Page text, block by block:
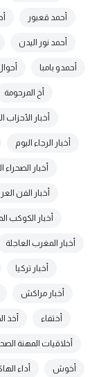
أحمد قعبور
أحمد نور اليدن
أحمدو بامبا
أخ المرحومة
أخبار الأحزاب
أخبار الرجاء اليوم
أخبار الصحراء
أخبار الفن
أخبار الكوكب
أخبار المغرب العاجلة
أخبار تركيا
أخبار مراكش
أختفاء أخذ
أخلاقيات المهنة
أخوش أداء